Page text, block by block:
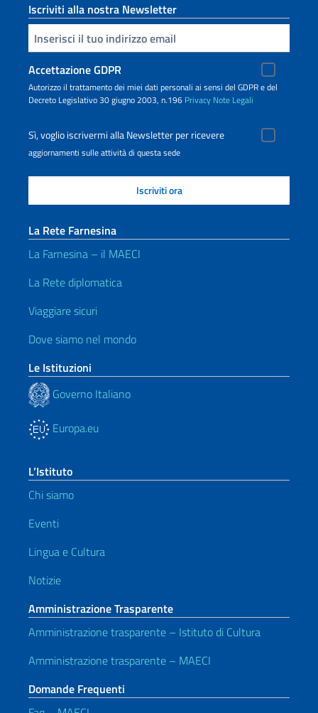
Iscriviti alla nostra Newsletter
Inserisci la tua email
Accettazione GDPR
Autorizzo il trattamento dei miei dati personali ai sensi del GDPR e del
Decreto Legislativo 30 giugno 2003, n.196 Privacy Note Legali
Sì, voglio iscrivermi alla Newsletter per ricevere
aggiornamenti sulle attività di questa sede
La Rete Farnesina
La Farnesina – il MAECI
La Rete diplomatica
Viaggiare sicuri
Dove siamo nel mondo
Le Istituzioni
Governo Italiano
Europa.eu
L’Istituto
Chi siamo
Eventi
Lingua e Cultura
Notizie
Amministrazione Trasparente
Amministrazione trasparente – Istituto di Cultura
Amministrazione trasparente – MAECI
Domande Frequenti